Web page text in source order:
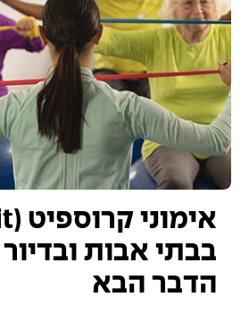
בבתי אבות
הדבר הבא